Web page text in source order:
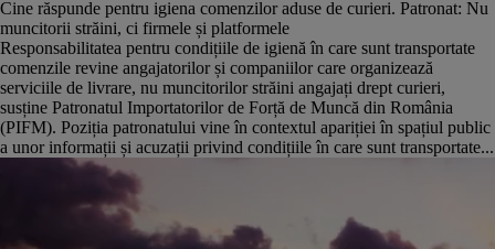
Cine răspunde pentru igiena comenzilor aduse de curieri. Patronat: Nu
muncitorii străini, ci firmele și platformele
Responsabilitatea pentru condițiile de igienă în care sunt transportate
comenzile revine angajatorilor și companiilor care organizează
serviciile de livrare, nu muncitorilor străini angajați drept curieri,
susține Patronatul Importatorilor de Forță de Muncă din România
(PIFM). Poziția patronatului vine în contextul apariției în spațiul public
a unor informații și acuzații privind condițiile în care sunt transportate...